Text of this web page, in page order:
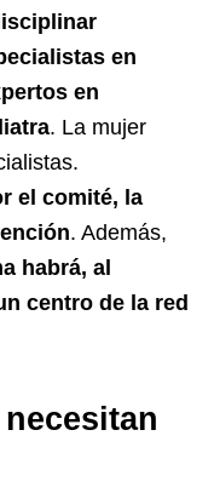
en
en
. La mujer
el comité, la
. Además,
habrá, al
centro de la red